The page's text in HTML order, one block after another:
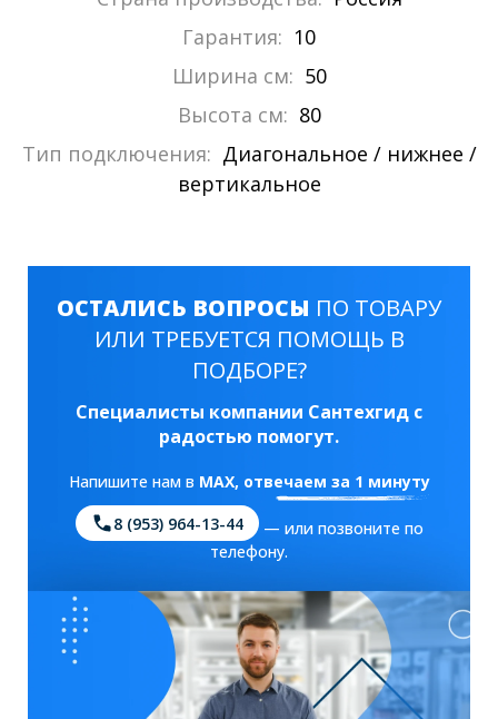
Гарантия: 10
Ширина см: 50
Высота см: 80
Тип подключения: Диагональное / нижнее /
вертикальное
ОСТАЛИСЬ ВОПРОСЫ ПО ТОВАРУ
ИЛИ ТРЕБУЕТСЯ ПОМОЩЬ В
ПОДБОРЕ?
Специалисты компании Сантехгид с
радостью помогут.
Напишите нам в MAX, отвечаем за 1 минуту
8 (953) 964-13-44
— или позвоните по
телефону.